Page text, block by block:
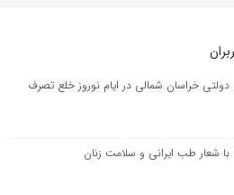
دولتی خراسان شمالی در ایام نوروز خلع تصرف